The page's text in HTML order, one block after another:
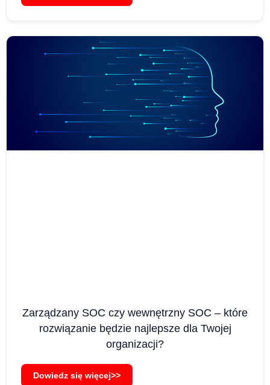
Zarządzany SOC czy wewnętrzny SOC – które
rozwiązanie będzie najlepsze dla Twojej
organizacji?
Dowiedz się więcej>>